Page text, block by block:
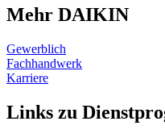
Mehr DAIKIN
Gewerblich
Fachhandwerk
Karriere
Links zu